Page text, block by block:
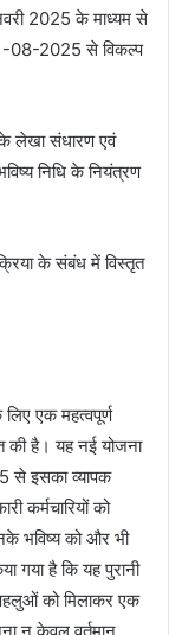
2025 के माध्यम से
08-2025 से विकल्प
लेखा संधारण एवं
निधि के नियंत्रण
के संबंध में विस्तृत
एक महत्वपूर्ण
है। यह नई योजना
से इसका व्यापक
कर्मचारियों को
भविष्य को और भी
गया है कि यह पुरानी
को मिलाकर एक